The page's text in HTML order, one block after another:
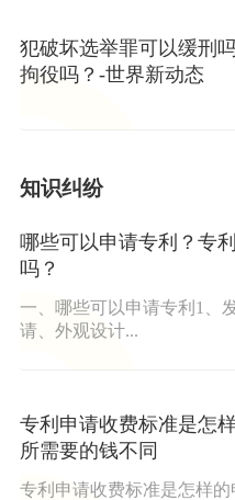
犯破坏选举罪可以缓刑
拘役吗？-世界新动态
知识纠纷
哪些可以申请专利？专
吗？
一、哪些可以申请专利1、
请、外观设计...
专利申请收费标准是怎
所需要的钱不同
专利申请收费标准是怎样